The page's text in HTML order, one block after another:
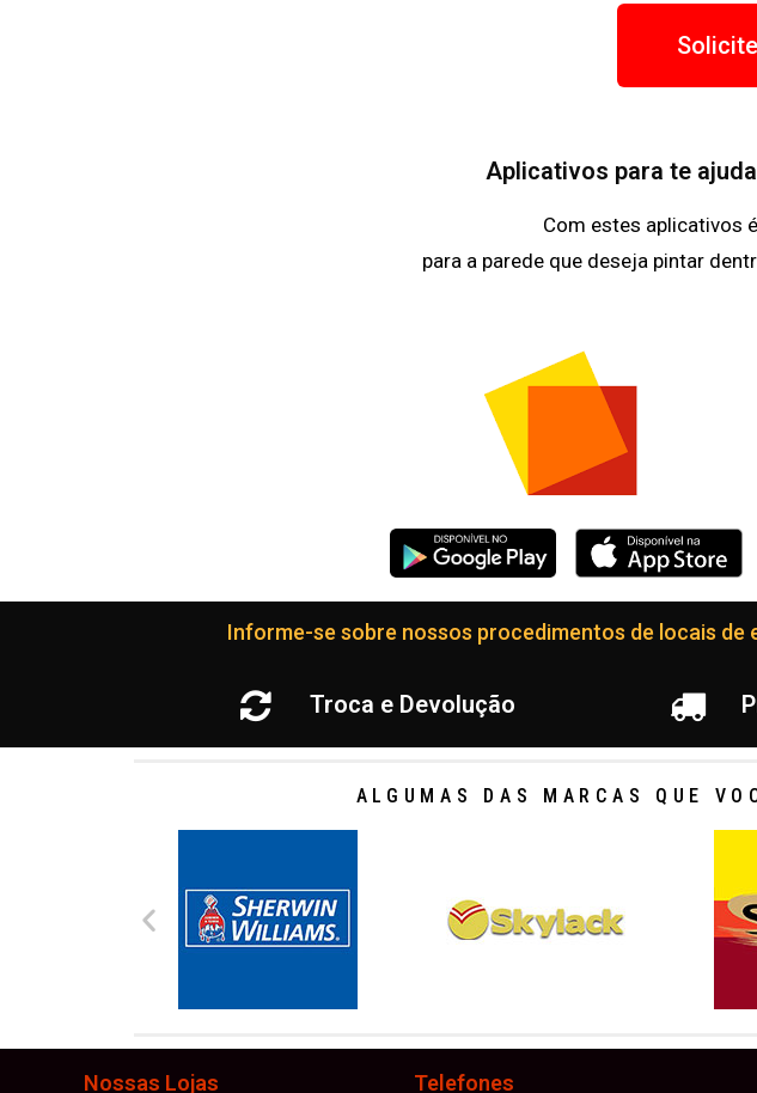
Aplicativos para te
Com estes aplicativos
para a parede que deseja pintar
Informe-se sobre nossos procedimentos de locais
Troca e Devolução
ALGUMAS DAS MARCAS QUE
Nossas Lojas Telefones